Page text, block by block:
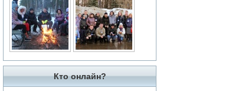
Кто онлайн?